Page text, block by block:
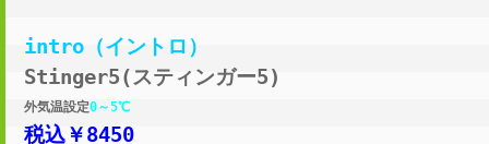
intro（イントロ）
Stinger5(スティンガー5)
外気温設定0～5℃
税込￥8450